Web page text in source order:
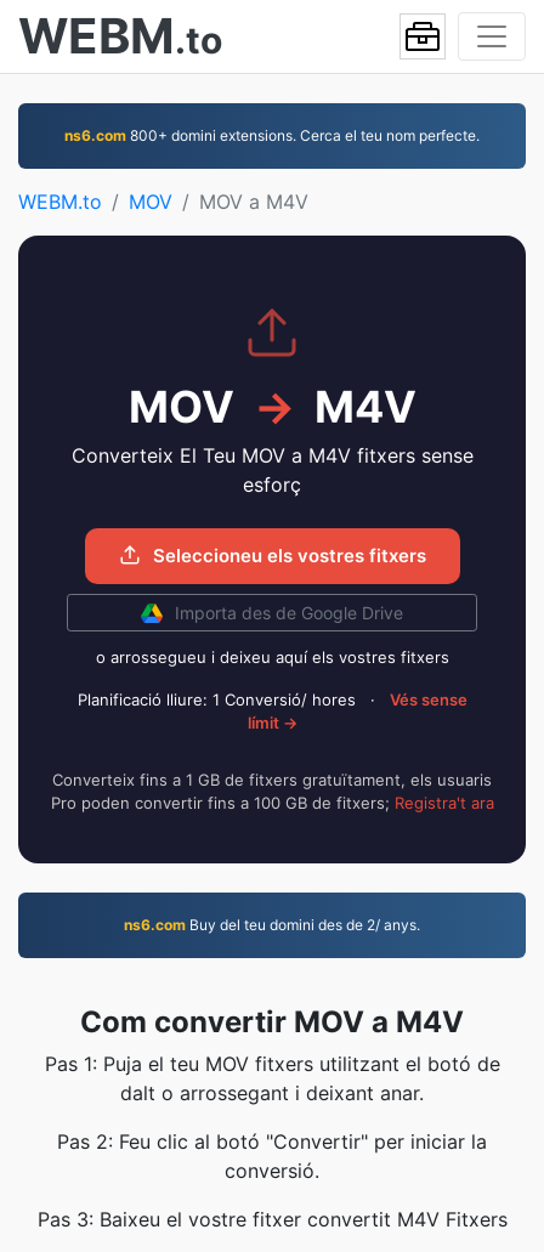
WEBM.to
ns6.com 800+ domini extensions. Cerca el teu nom perfecte.
WEBM.to MOV MOV a M4V
MOV → M4V
Converteix El Teu MOV a M4V fitxers sense
esforç
Seleccioneu els vostres fitxers
Importa des de Google Drive
o arrossegueu i deixeu aquí els vostres fitxers
Planificació lliure: 1 Conversió/ hores ·
Vés sense
límit →
Converteix fins a 1 GB de fitxers gratuïtament, els usuaris
Pro poden convertir fins a 100 GB de fitxers; Registra't ara
ns6.com Buy del teu domini des de 2/ anys.
Com convertir MOV a M4V
Pas 1: Puja el teu MOV fitxers utilitzant el botó de
dalt o arrossegant i deixant anar.
Pas 2: Feu clic al botó "Convertir" per iniciar la
conversió.
Pas 3: Baixeu el vostre fitxer convertit M4V Fitxers